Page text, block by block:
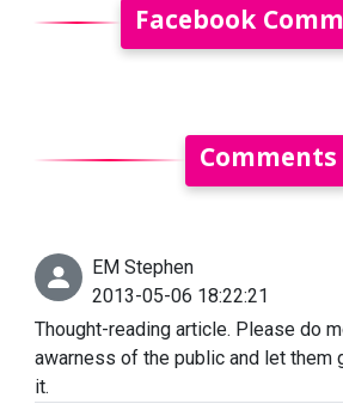
Facebook
Comments
EM Stephen
2013-05-06 18:22:21
Thought-reading article. Please do
awarness of the public and let them
it.